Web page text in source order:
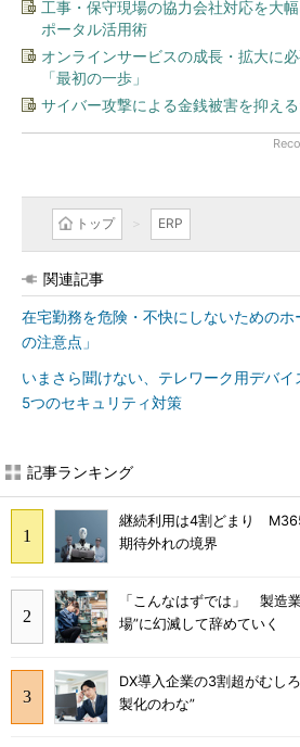
工事・保守現場の協力会社対応を大
ポータル活用術
オンラインサービスの成長・拡大に
「最初の一歩」
サイバー攻撃による金銭被害を抑え
トップ ERP
関連記事
在宅勤務を危険・不快にしないための
の注意点」
いまさら聞けない、テレワーク用デバイ
5つのセキュリティ対策
記事ランキング
継続利用は4割どまり
期待外れの境界
「こんなはずでは」 製造
場”に幻滅して辞めていく
DX導入企業の3割超がむし
製化のわな”